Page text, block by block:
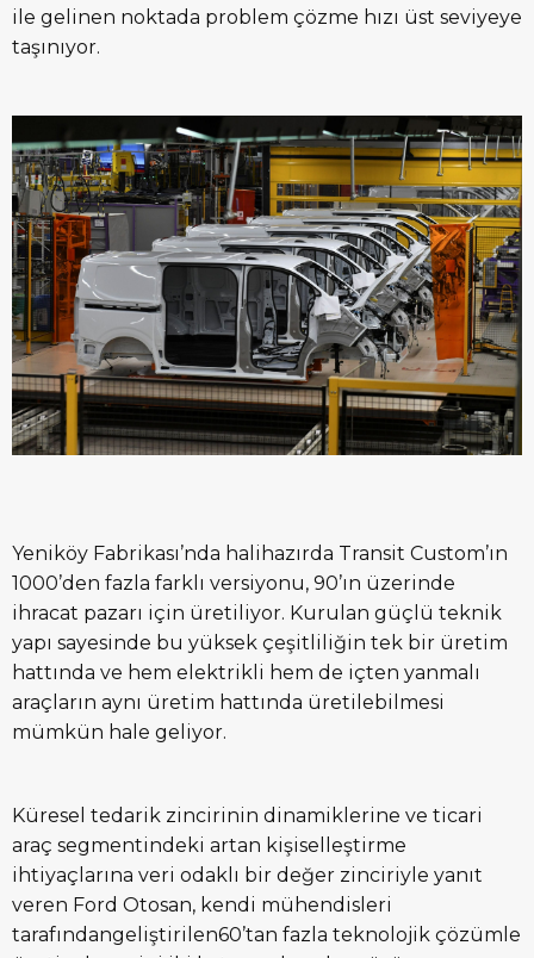
ile gelinen noktada problem çözme hızı üst seviyeye
taşınıyor.
Yeniköy Fabrikası’nda halihazırda Transit Custom’ın
1000’den fazla farklı versiyonu, 90’ın üzerinde
ihracat pazarı için üretiliyor. Kurulan güçlü teknik
yapı sayesinde bu yüksek çeşitliliğin tek bir üretim
hattında ve hem elektrikli hem de içten yanmalı
araçların aynı üretim hattında üretilebilmesi
mümkün hale geliyor.
Küresel tedarik zincirinin dinamiklerine ve ticari
araç segmentindeki artan kişiselleştirme
ihtiyaçlarına veri odaklı bir değer zinciriyle yanıt
veren Ford Otosan, kendi mühendisleri
tarafındangeliştirilen60’tan fazla teknolojik çözümle